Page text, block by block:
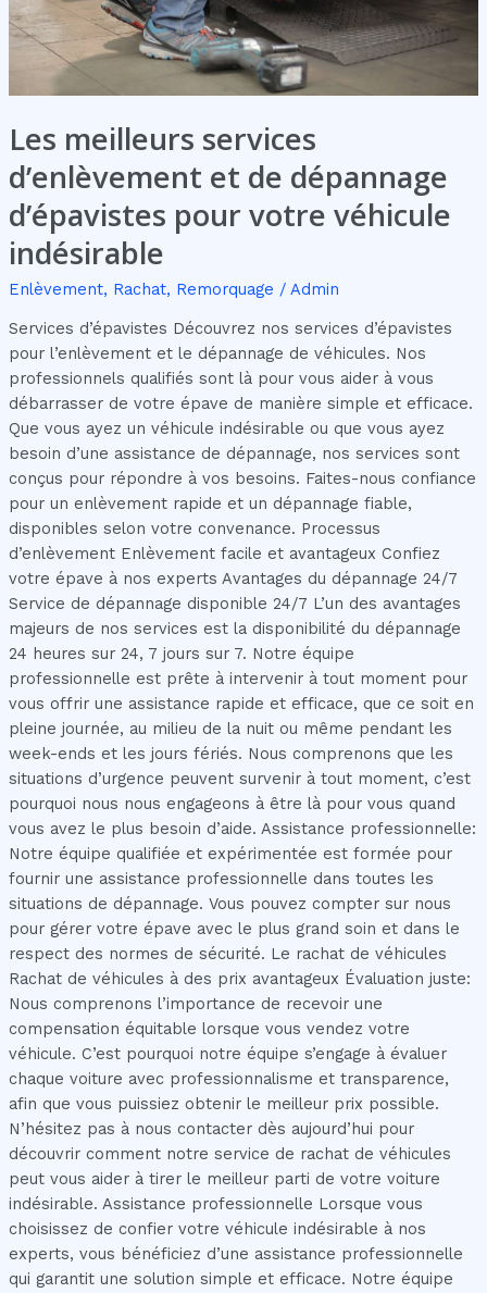
Les meilleurs services
d’enlèvement et de dépannage
d’épavistes pour votre véhicule
indésirable
Enlèvement, Rachat, Remorquage / Admin
Services d’épavistes Découvrez nos services d’épavistes
pour l’enlèvement et le dépannage de véhicules. Nos
professionnels qualifiés sont là pour vous aider à vous
débarrasser de votre épave de manière simple et efficace.
Que vous ayez un véhicule indésirable ou que vous ayez
besoin d’une assistance de dépannage, nos services sont
conçus pour répondre à vos besoins. Faites-nous confiance
pour un enlèvement rapide et un dépannage fiable,
disponibles selon votre convenance. Processus
d’enlèvement Enlèvement facile et avantageux Confiez
votre épave à nos experts Avantages du dépannage 24/7
Service de dépannage disponible 24/7 L’un des avantages
majeurs de nos services est la disponibilité du dépannage
24 heures sur 24, 7 jours sur 7. Notre équipe
professionnelle est prête à intervenir à tout moment pour
vous offrir une assistance rapide et efficace, que ce soit en
pleine journée, au milieu de la nuit ou même pendant les
week-ends et les jours fériés. Nous comprenons que les
situations d’urgence peuvent survenir à tout moment, c’est
pourquoi nous nous engageons à être là pour vous quand
vous avez le plus besoin d’aide. Assistance professionnelle:
Notre équipe qualifiée et expérimentée est formée pour
fournir une assistance professionnelle dans toutes les
situations de dépannage. Vous pouvez compter sur nous
pour gérer votre épave avec le plus grand soin et dans le
respect des normes de sécurité. Le rachat de véhicules
Rachat de véhicules à des prix avantageux Évaluation juste:
Nous comprenons l’importance de recevoir une
compensation équitable lorsque vous vendez votre
véhicule. C’est pourquoi notre équipe s’engage à évaluer
chaque voiture avec professionnalisme et transparence,
afin que vous puissiez obtenir le meilleur prix possible.
N’hésitez pas à nous contacter dès aujourd’hui pour
découvrir comment notre service de rachat de véhicules
peut vous aider à tirer le meilleur parti de votre voiture
indésirable. Assistance professionnelle Lorsque vous
choisissez de confier votre véhicule indésirable à nos
experts, vous bénéficiez d’une assistance professionnelle
qui garantit une solution simple et efficace. Notre équipe
votre
véhicule
indésirable